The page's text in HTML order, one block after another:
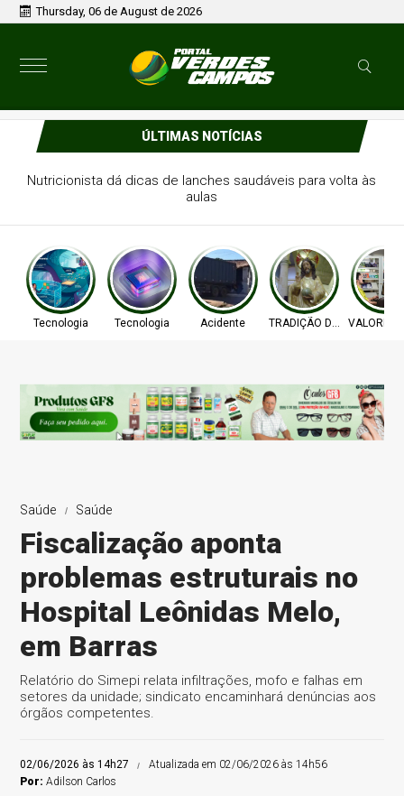
Thursday, 06 de August de 2026
ÚLTIMAS NOTÍCIAS
40 anos com a estreia de
Tecnologia Tecnologia Acidente TRADIÇÃO DE FÉ
Saúde Saúde
Fiscalização aponta
problemas estruturais no
Hospital Leônidas Melo,
em Barras
Relatório do Simepi relata infiltrações, mofo e falhas em
setores da unidade; sindicato encaminhará denúncias aos
órgãos competentes.
02/06/2026 às 14h27
Atualizada em 02/06/2026 às 14h56
Por:Adilson Carlos